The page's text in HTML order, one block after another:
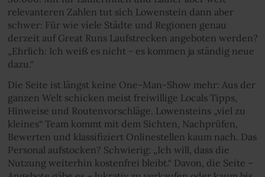
relevanteren Zahlen tut sich Lowenstein dann aber
schwer: Für wie viele Städte und Regionen genau
derzeit auf Great Runs Laufstrecken angeboten werden?
„Ehrlich: Ich weiß es nicht - es kommen ja ständig neue
dazu.“
Die Seite ist längst keine One-Man-Show mehr: Aus der
ganzen Welt schicken meist freiwillige Locals Tipps,
Hinweise und Routenvorschläge. Lowensteins „viel zu
kleines“ Team kommt mit dem Sichten, Nachprüfen,
Bewerten und klassifiziert Onlinestellen kaum nach. Das
Personal aufstocken? Schwierig: „Ich will, dass die
Nutzung weiterhin kostenfrei bleibt.“ Davon, die Seite –